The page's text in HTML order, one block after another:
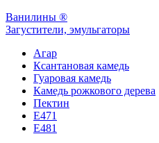
Ванилины ®
Загустители, эмульгаторы
Агар
Ксантановая камедь
Гуаровая камедь
Камедь рожкового дерева
Пектин
Е471
Е481